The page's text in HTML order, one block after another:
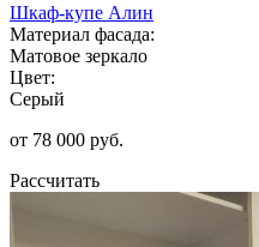
Шкаф-купе Алин
Материал фасада:
Матовое зеркало
Цвет:
Серый
от 78 000 руб.
Рассчитать